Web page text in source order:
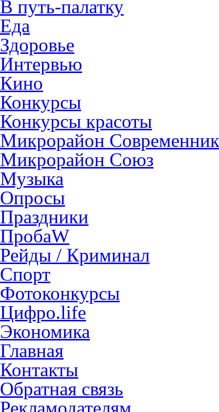
В путь-палатку
Еда
Здоровье
Интервью
Кино
Конкурсы
Конкурсы красоты
Микрорайон Современник
Микрорайон Союз
Музыка
Опросы
Праздники
ПробаW
Рейды / Криминал
Спорт
Фотоконкурсы
Цифро.life
Экономика
Главная
Контакты
Обратная связь